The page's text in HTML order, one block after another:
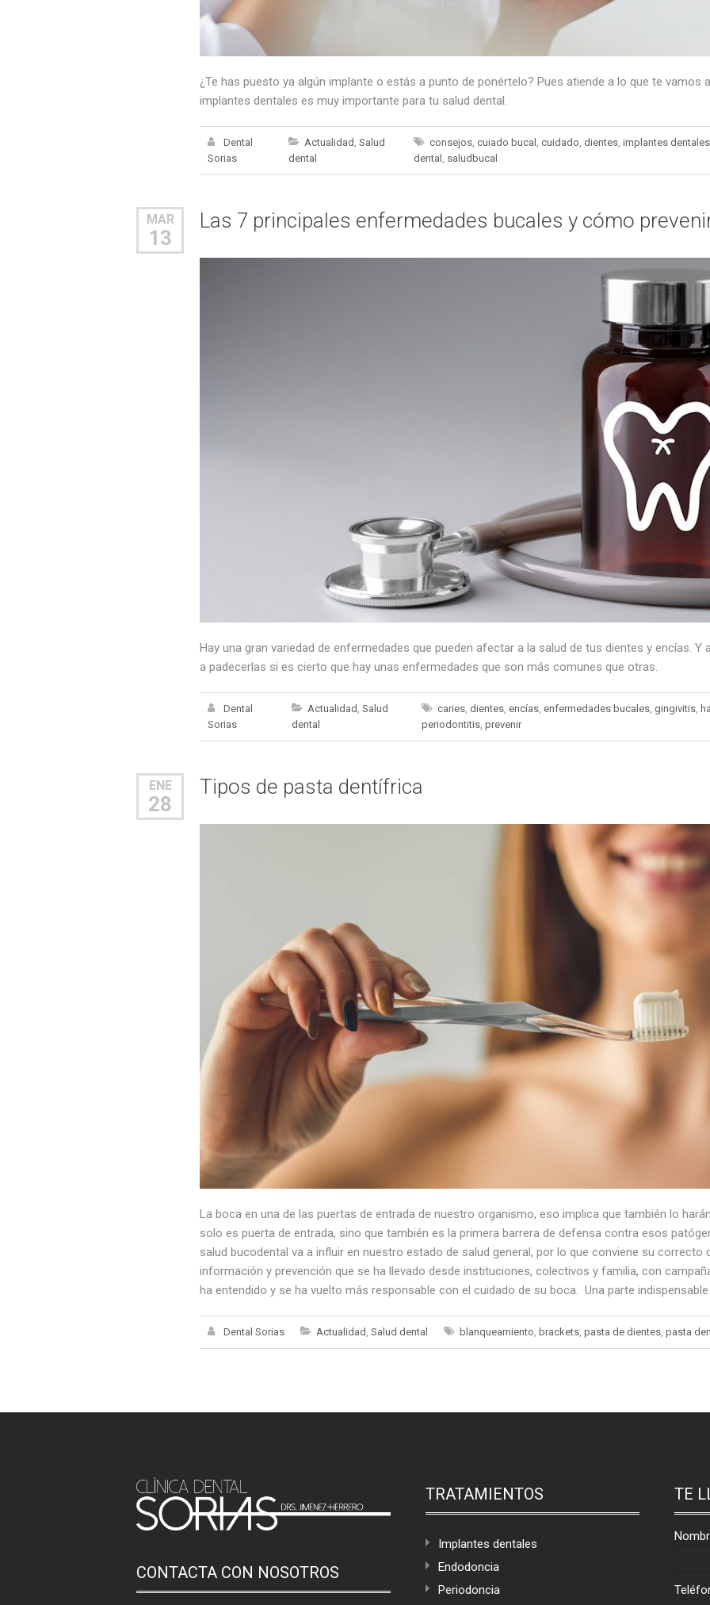
¿Te has puesto ya algún implante o estás a punto de ponértelo? Pues atiende a lo que te vamos
implantes dentales es muy importante para tu salud dental.
Dental
Sorias
Actualidad , Salud
dental
consejos, cuiado bucal , cuidado, dientes, implantes dentales
dental , saludbucal
MAR
13
Las 7 principales enfermedades bucales y cómo
Hay una gran variedad de enfermedades que pueden afectar a la salud de tus dientes y encías.
a padecerlas si es cierto que hay unas enfermedades que son más comunes que otras.
Dental
Sorias
Actualidad , Salud
dental
caries, dientes, encías, enfermedades bucales, gingivitis,
periodontitis, prevenir
ENE
28
Tipos de pasta dentífrica
La boca en una de las puertas de entrada de nuestro organismo, eso implica que también lo
solo es puerta de entrada, sino que también es la primera barrera de defensa contra esos
salud bucodental va a influir en nuestro estado de salud general, por lo que conviene su
información y prevención que se ha llevado desde instituciones, colectivos y familia, con
ha entendido y se ha vuelto más responsable con el cuidado de su boca. Una parte
Dental Sorias Actualidad , Salud dental blanqueamiento, brackets, pasta de dientes, pasta
CONTACTA CON NOSOTROS
TRATAMIENTOS
Implantes dentales
Endodoncia
Periodoncia
TE